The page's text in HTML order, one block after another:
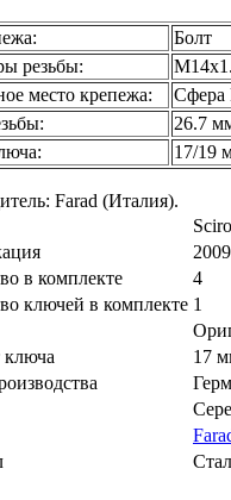
Болт
резьбы:
место крепежа:
Сфера
26.7
17/19
Farad (Италия).
в комплекте
4
ключей в комплекте 1
ключа
17